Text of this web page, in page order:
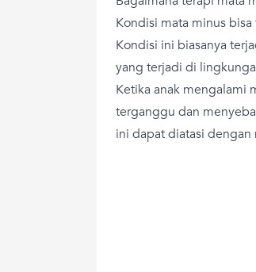
Kondisi mata minus
Kondisi ini biasanya
yang terjadi di
Ketika anak mengalami
terganggu dan
ini dapat diatasi dengan